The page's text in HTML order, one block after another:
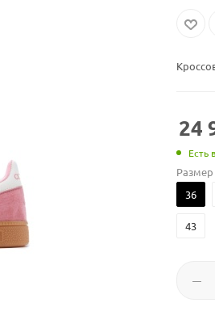
24
Есть
Размер
36
43